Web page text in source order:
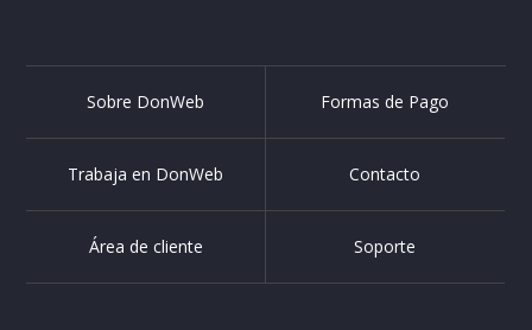
Sobre DonWeb Formas de Pago
Trabaja en DonWeb Contacto
Área de cliente Soporte